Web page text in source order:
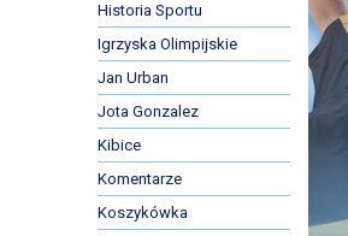
Historia Sportu
Igrzyska Olimpijskie
Jan Urban
Jota Gonzalez
Kibice
Komentarze
Koszykówka